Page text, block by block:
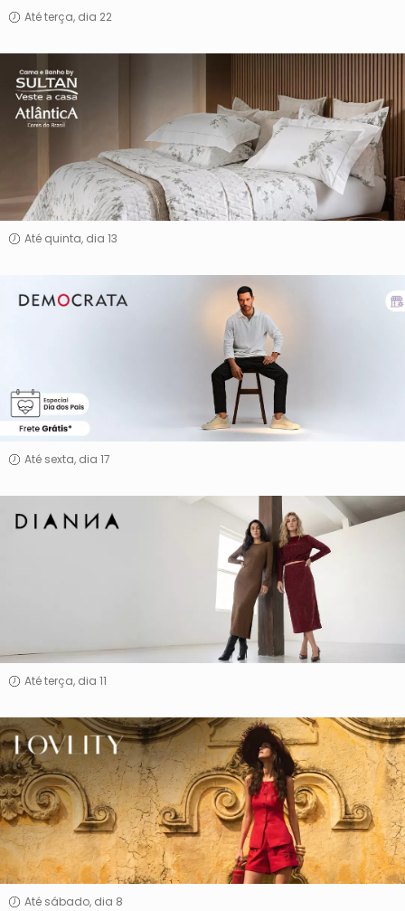
Até terça, dia 22
Cama
Banho
Sultan
&
Atlântica
Até quinta, dia 13
Democrata
Até sexta, dia 17
Dianna
Até terça, dia 11
Lovlity
Até sábado, dia 8